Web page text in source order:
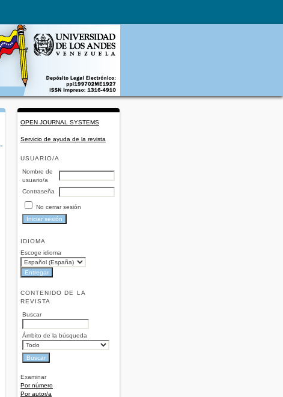
OPEN JOURNAL SYSTEMS
Servicio de ayuda de la revista
USUARIO/A
Nombre de
usuario/a
Contraseña
No cerrar sesión
IDIOMA
Escoge idioma
CONTENIDO DE LA
REVISTA
Buscar
Ámbito de la búsqueda
Examinar
Por número
Por autor/a